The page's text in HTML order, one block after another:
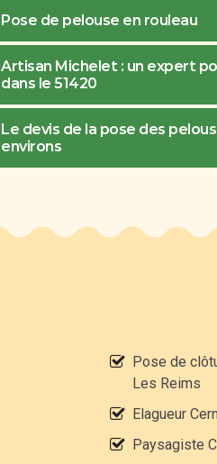
Pose de pelouse en rouleau
Artisan Michelet : un expert
dans le 51420
Le devis de la pose des
environs
Pose de
Les Reims
Elagueur
Paysagiste